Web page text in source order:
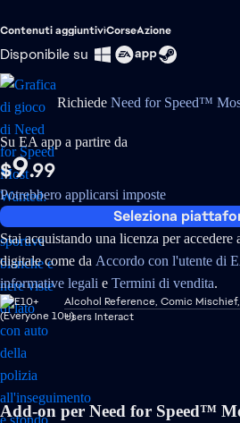
Contenuti aggiuntiviCorseAzione
Disponibile su
Richiede Need for Speed™
Su EA app a partire da
$9.99
Potrebbero applicarsi imposte
Seleziona
Stai acquistando una licenza per accedere
digitale come da Accordo con l'utente di
informative legali e Termini di vendita.
Alcohol Reference, Comic
Users Interact
Add-on per Need for Speed™